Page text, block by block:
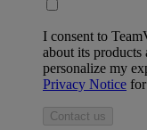
I consent to
about its products
personalize my
Privacy Notice
Contact us